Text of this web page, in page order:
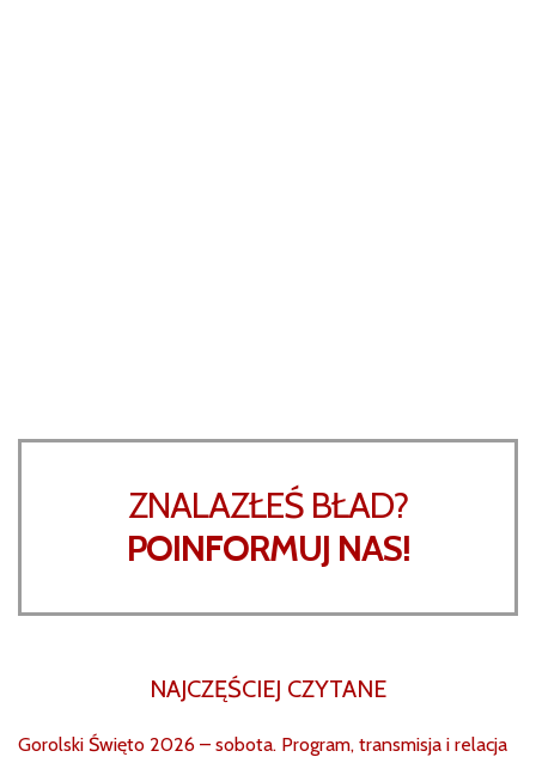
ZNALAZŁEŚ BŁAD?
POINFORMUJ NAS!
NAJCZĘŚCIEJ CZYTANE
Gorolski Święto 2026 – sobota. Program, transmisja i relacja